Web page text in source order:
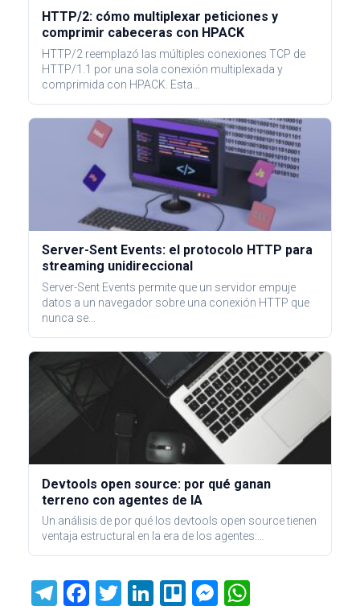
HTTP/2: cómo multiplexar peticiones y
comprimir cabeceras con HPACK
HTTP/2 reemplazó las múltiples conexiones TCP de
HTTP/1.1 por una sola conexión multiplexada y
comprimida con HPACK. Esta…
Server-Sent Events: el protocolo HTTP para
streaming unidireccional
Server-Sent Events permite que un servidor empuje
datos a un navegador sobre una conexión HTTP que
nunca se…
Devtools open source: por qué ganan
terreno con agentes de IA
Un análisis de por qué los devtools open source tienen
ventaja estructural en la era de los agentes:…
T
F
T
Li
Tr
M